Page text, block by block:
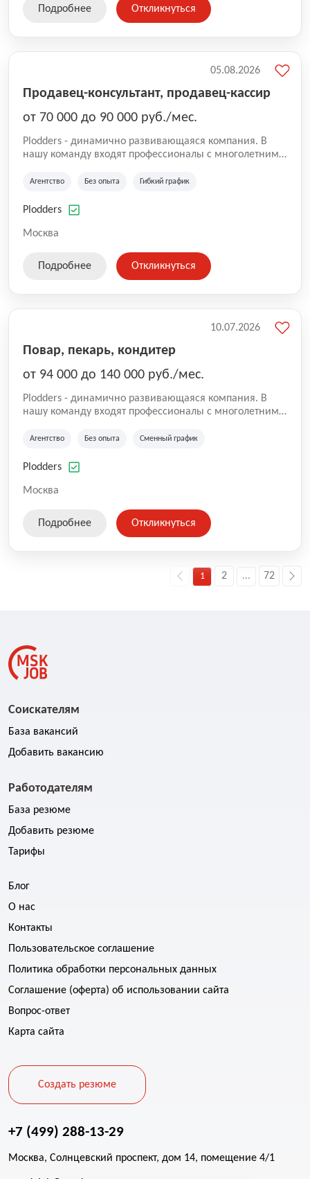
Подробнее Откликнуться
Продавец-консультант, продавец-кассир
от 70 000 до 90 000 руб./мес.
Plodders - динамично развивающаяся компания. В
нашу команду входят профессионалы с многолетним
на рынке аутсорсинга, а накопленный опыт позволяют
оказываемых услуг.
Агентство Без опыта Гибкий график
Plodders
Москва
05.08.2026
Подробнее Откликнуться
Повар, пекарь, кондитер
от 94 000 до 140 000 руб./мес.
Plodders - динамично развивающаяся компания. В
нашу команду входят профессионалы с многолетним
на рынке аутсорсинга, а накопленный опыт позволяют
оказываемых услуг.
Агентство Без опыта Сменный график
Plodders
Москва
10.07.2026
Подробнее Откликнуться
1 2 ... 72
Соискателям
База вакансий
Добавить вакансию
Работодателям
База резюме
Добавить резюме
Тарифы
Блог
О нас
Контакты
Пользовательское соглашение
Политика обработки персональных данных
Соглашение (оферта) об использовании сайта
Вопрос-ответ
Карта сайта
Создать резюме
+7 (499) 288-13-29
Москва, Солнцевский проспект, дом 14, помещение 4/1